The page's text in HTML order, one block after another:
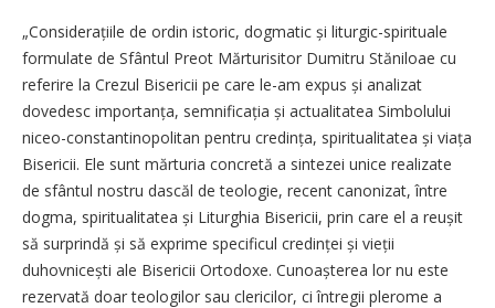
„Considerațiile de ordin istoric, dogmatic și liturgic-spirituale
formulate de Sfântul Preot Mărturisitor Dumitru Stăniloae cu
referire la Crezul Bisericii pe care le-am expus și analizat
dovedesc importanța, semnificația și actualitatea Simbolului
niceo-constantinopolitan pentru credința, spiritualitatea și viața
Bisericii. Ele sunt mărturia concretă a sintezei unice realizate
de sfântul nostru dascăl de teologie, recent canonizat, între
dogma, spiritualitatea și Liturghia Bisericii, prin care el a reușit
să surprindă și să exprime specificul credinței și vieții
duhovnicești ale Bisericii Ortodoxe. Cunoașterea lor nu este
rezervată doar teologilor sau clericilor, ci întregii plerome a